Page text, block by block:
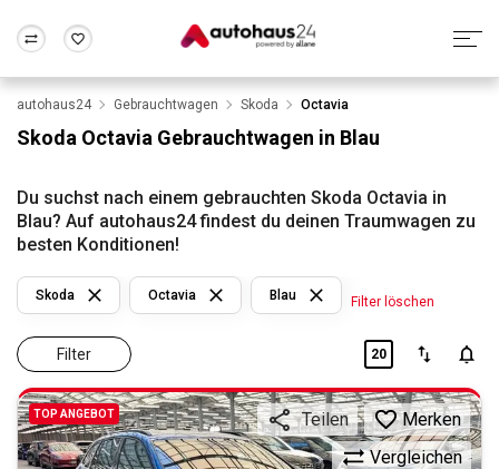
Wir bewerten dein Auto
Alle Fragen & Antworten
Rund um die Inzahlungnahme
Frankfurt Wuppertal
autohaus24 Gebrauchtwagen Skoda Octavia
Skoda Octavia Gebrauchtwagen in Blau
Du suchst nach einem gebrauchten Skoda Octavia in
Blau? Auf autohaus24 findest du deinen Traumwagen zu
besten Konditionen!
Filter
Skoda Octavia Blau Filter löschen
20
TOP ANGEBOT
Vergleichen
Teilen Merken